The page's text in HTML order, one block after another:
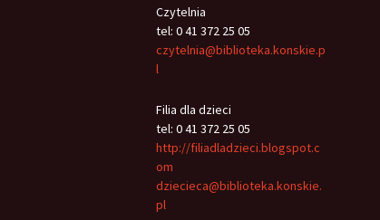
Czytelnia
tel: 0 41 372 25 05
czytelnia@biblioteka.konskie.p
l
Filia dla dzieci
tel: 0 41 372 25 05
http://filiadladzieci.blogspot.c
om
dziecieca@biblioteka.konskie.
pl